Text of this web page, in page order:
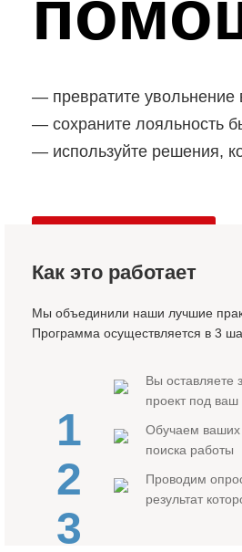
превратите
сохраните лояльность
используйте решения,
Как это работает
Мы объединили наши лучшие
Программа осуществляется в 3
1
Вы оставляете
проект под ваш
2
Обучаем ваших
поиска работы
3
Проводим
результат